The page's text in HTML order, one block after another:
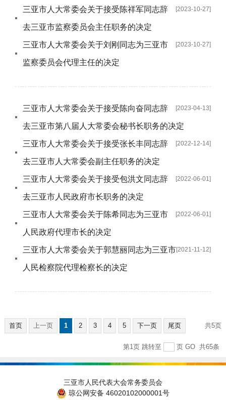
[2023-10-27]
三亚市人大常委会关于接受陈祥军同志辞
去三亚市监察委员会主任职务的决定
[2023-10-27]
三亚市人大常委会关于刘刚同志为三亚市
监察委员会代理主任的决定
[2023-04-13]
三亚市人大常委会关于接受陈向奋同志辞
去三亚市第八届人大常委会秘书长职务的决定
[2022-12-14]
三亚市人大常委会关于接受张长丰同志辞
去三亚市人大常委会副主任职务的决定
[2022-06-01]
三亚市人大常委会关于接受包洪文同志辞
去三亚市人民政府市长职务的决定
[2022-06-01]
三亚市人大常委会关于陈希同志为三亚市
人民政府代理市长的决定
[2021-11-12]
三亚市人大常委会关于郭慧丽同志为三亚市
人民检察院代理检察长的决定
首页 上一页 1 2 3 4 5 下一页 尾页 共5页
共65条
跳转至 页 GO
第1页
三亚市人民代表大会常务委员会
琼公网安备 46020102000001号